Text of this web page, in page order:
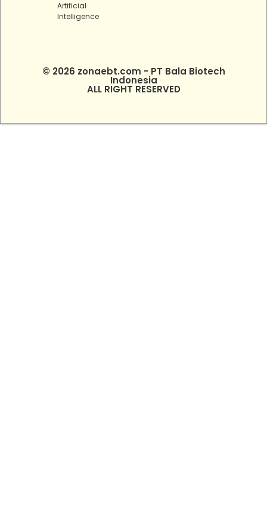
Artificial
Intelligence
© 2026 zonaebt.com - PT Bala Biotech
Indonesia
ALL RIGHT RESERVED